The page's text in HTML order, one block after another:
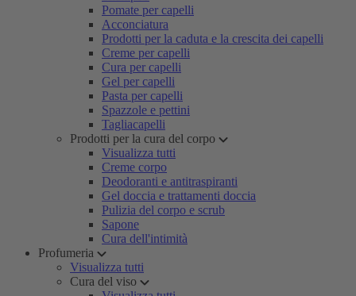
Pomate per capelli
Acconciatura
Prodotti per la caduta e la crescita dei capelli
Creme per capelli
Cura per capelli
Gel per capelli
Pasta per capelli
Spazzole e pettini
Tagliacapelli
Prodotti per la cura del corpo
Visualizza tutti
Creme corpo
Deodoranti e antitraspiranti
Gel doccia e trattamenti doccia
Pulizia del corpo e scrub
Sapone
Cura dell'intimità
Profumeria
Visualizza tutti
Cura del viso